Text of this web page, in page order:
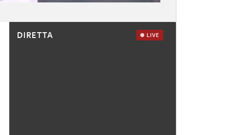
DIRETTA LIVE